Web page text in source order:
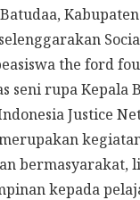
the ford
seni rupa Kepala
Justice
bermasyarakat,
kepada